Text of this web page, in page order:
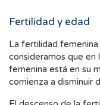
Fertilidad y edad
La fertilidad femenina
consideramos que en
femenina está en su
comienza a disminuir